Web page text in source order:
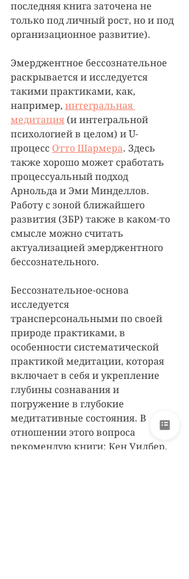
последняя книга заточена не
только под личный рост, но и под
организационное развитие).
Эмерджентное бессознательное
раскрывается и исследуется
такими практиками, как,
например, интегральная
медитация (и интегральной
психологией в целом) и U-
процесс Отто Шармера. Здесь
также хорошо может сработать
процессуальный подход
Арнольда и Эми Минделлов.
Работу с зоной ближайшего
развития (ЗБР) также в каком-то
смысле можно считать
актуализацией эмерджентного
бессознательного.
Бессознательное-основа
исследуется
трансперсональными по своей
природе практиками, в
особенности систематической
практикой медитации, которая
включает в себя и укрепление
глубины сознавания и
погружение в глубокие
медитативные состояния. В
отношении этого вопроса
рекомендую книги: Кен Уилбер,